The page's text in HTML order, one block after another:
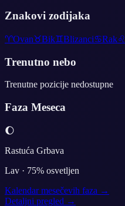
Znakovi zodijaka
♈Ovan♉Bik♊Blizanci♋Rak♌
Trenutno nebo
Trenutne pozicije nedostupne
Faza Meseca
🌔
Rastuća Grbava
Lav · 75% osvetljen
Kalendar mesečevih faza →
Detaljni pregled →